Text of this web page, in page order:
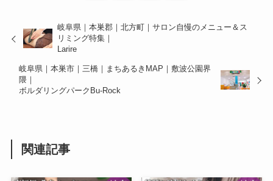
岐阜県｜本巣郡｜北方町｜サロン自慢のメニュー＆ス
リミング特集｜
Larire
岐阜県｜本巣市｜三橋｜まちあるきMAP｜敷波公園界
隈｜
ボルダリングパークBu-Rock
関連記事